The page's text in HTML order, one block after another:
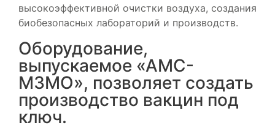
высокоэффективной очистки воздуха, создания
биобезопасных лабораторий и производств.
Оборудование,
выпускаемое «АМС-
МЗМО», позволяет создать
производство вакцин под
ключ.